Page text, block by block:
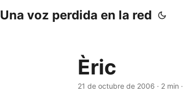
Una voz perdida en la red
Èric
21 de octubre de 2006 · 2 min ·